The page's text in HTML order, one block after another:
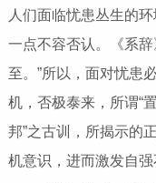
人们面临忧患丛生的
一点不容否认。《系
至。”所以，面对忧患
机，否极泰来，所谓“
邦”之古训，所揭示的
机意识，进而激发自强